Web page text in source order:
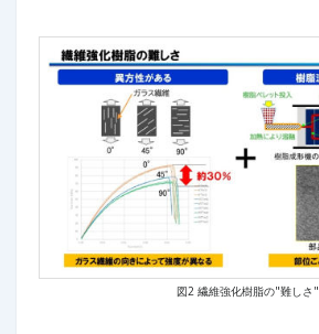
図2 繊維強化樹脂の"難しさ"